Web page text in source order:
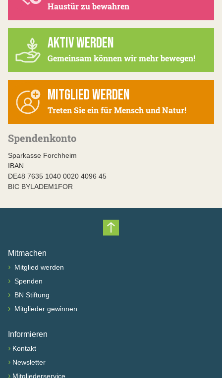
Haustür zu bewahren
AKTIV WERDEN
Gemeinsam können wir mehr bewegen!
MITGLIED WERDEN
Treten Sie ein für Mensch und Natur!
Spendenkonto
Sparkasse Forchheim
IBAN
DE48 7635 1040 0020 4096 45
BIC BYLADEM1FOR
Nach oben scrollen
Mitmachen
› Mitglied werden
› Spenden
› BN Stiftung
› Mitglieder gewinnen
Informieren
› Kontakt
› Newsletter
› Mitgliederservice